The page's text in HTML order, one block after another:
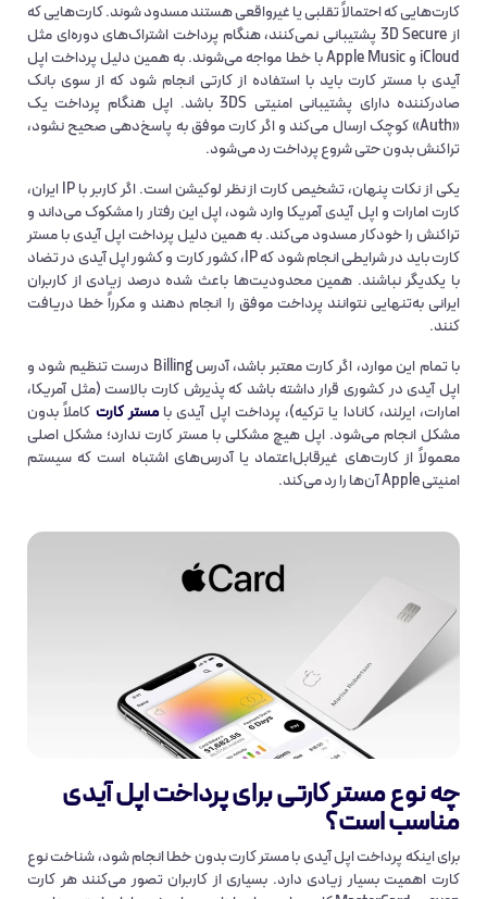
کارت‌هایی که احتمالاً تقلبی یا غیرواقعی هستند مسدود شوند. کارت‌هایی که
از 3D Secure پشتیبانی نمی‌کنند، هنگام پرداخت اشتراک‌های دوره‌ای مثل
iCloud و Apple Music با خطا مواجه می‌شوند. به همین دلیل پرداخت اپل
آیدی با مستر کارت باید با استفاده از کارتی انجام شود که از سوی بانک
صادرکننده دارای پشتیبانی امنیتی 3DS باشد. اپل هنگام پرداخت یک
«Auth» کوچک ارسال می‌کند و اگر کارت موفق به پاسخ‌دهی صحیح نشود،
تراکنش بدون حتی شروع پرداخت رد می‌شود.
یکی از نکات پنهان، تشخیص کارت از نظر لوکیشن است. اگر کاربر با IP ایران،
کارت امارات و اپل آیدی آمریکا وارد شود، اپل این رفتار را مشکوک می‌داند و
تراکنش را خودکار مسدود می‌کند. به همین دلیل پرداخت اپل آیدی با مستر
کارت باید در شرایطی انجام شود که IP، کشور کارت و کشور اپل آیدی در تضاد
با یکدیگر نباشند. همین محدودیت‌ها باعث شده درصد زیادی از کاربران
ایرانی به‌تنهایی نتوانند پرداخت موفق را انجام دهند و مکرراً خطا دریافت
کنند.
با تمام این موارد، اگر کارت معتبر باشد، آدرس Billing درست تنظیم شود و
اپل آیدی در کشوری قرار داشته باشد که پذیرش کارت بالاست (مثل آمریکا،
امارات، ایرلند، کانادا یا ترکیه)، پرداخت اپل آیدی بامستر کارت کاملاً بدون
مشکل انجام می‌شود. اپل هیچ مشکلی با مستر کارت ندارد؛ مشکل اصلی
معمولاً از کارت‌های غیرقابل‌اعتماد یا آدرس‌های اشتباه است که سیستم
امنیتی Apple آن‌ها را رد می‌کند.
چهنوع مستر کارتی برای پرداخت اپل آیدی
مناسب است؟
برای اینکه پرداخت اپل آیدی با مستر کارت بدون خطا انجام شود، شناخت نوع
کارت اهمیت بسیار زیادی دارد. بسیاری از کاربران تصور می‌کنند هر کارت